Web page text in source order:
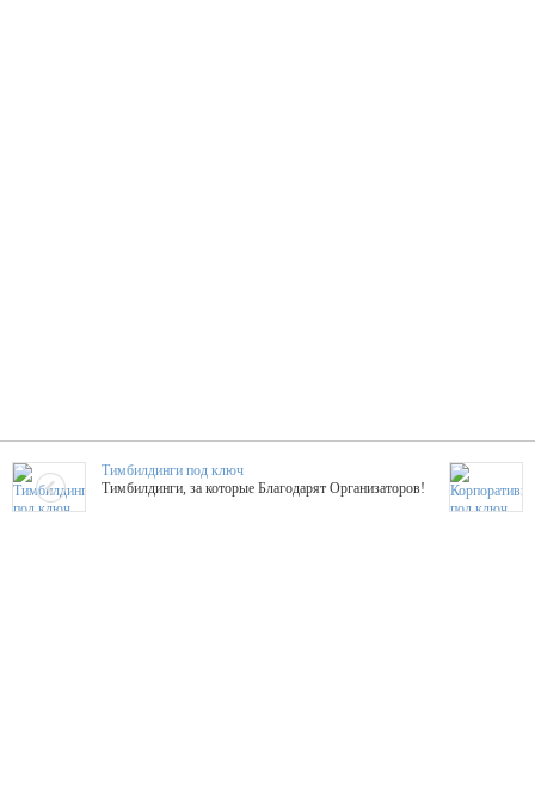
Тимбилдинги под ключ
Тимбилдинги, за которые Благодарят Организаторов!